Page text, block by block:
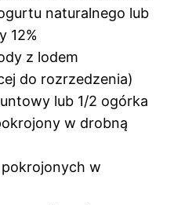
naturalnego lub
12%
z lodem
do rozrzedzenia)
lub 1/2 ogórka
w drobną
w